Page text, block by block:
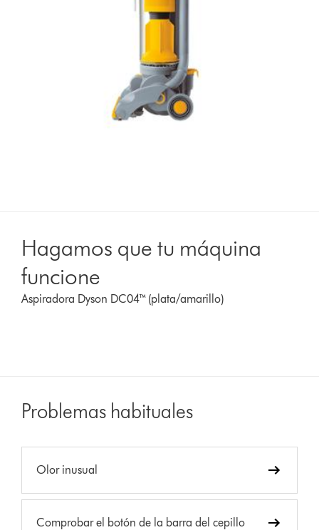
Hagamos que tu máquina
funcione
Aspiradora Dyson DC04™ (plata/amarillo)
Problemas habituales
Olor inusual
Comprobar el botón de la barra del cepillo